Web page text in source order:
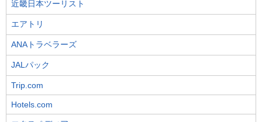
近畿日本ツーリスト
エアトリ
ANAトラベラーズ
JALパック
Trip.com
Hotels.com